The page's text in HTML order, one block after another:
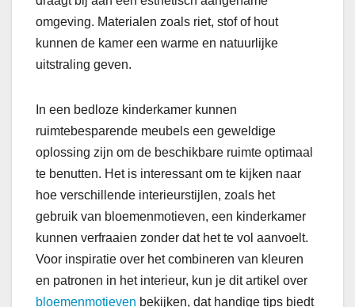
omgeving. Materialen zoals riet, stof of hout
kunnen de kamer een warme en natuurlijke
uitstraling geven.
In een bedloze kinderkamer kunnen
ruimtebesparende meubels een geweldige
oplossing zijn om de beschikbare ruimte optimaal
te benutten. Het is interessant om te kijken naar
hoe verschillende interieurstijlen, zoals het
gebruik van bloemenmotieven, een kinderkamer
kunnen verfraaien zonder dat het te vol aanvoelt.
Voor inspiratie over het combineren van kleuren
en patronen in het interieur, kun je dit artikel over
bloemenmotieven bekijken, dat handige tips biedt